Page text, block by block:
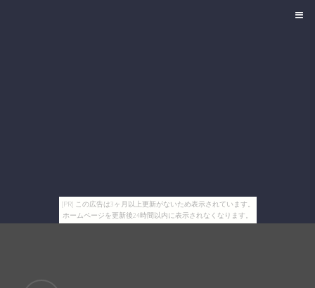
[PR] この広告は3ヶ月以上更新がないため表示されています。
ホームページを更新後24時間以内に表示されなくなります。